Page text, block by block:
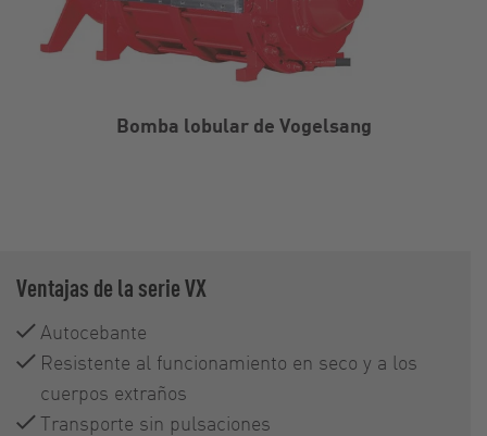
Bomba lobular de Vogelsang
Ventajas de la serie VX
Autocebante
Resistente al funcionamiento en seco y a los
cuerpos extraños
Transporte sin pulsaciones